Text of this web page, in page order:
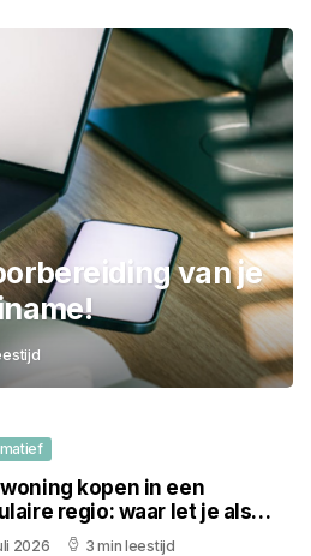
van je
woning kopen in een
regio: waar let je als
op?
2026 3 min leestijd